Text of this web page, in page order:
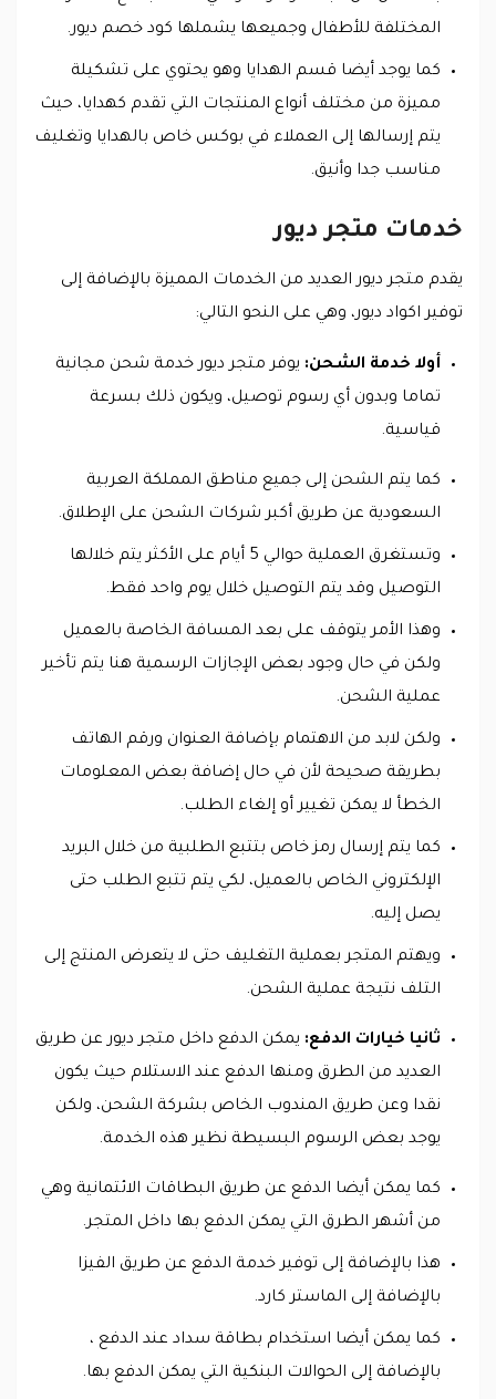
المختلفة للأطفال وجميعها يشملها كود خصم ديور.
كما يوجد أيضا قسم الهدايا وهو يحتوي على تشكيلة
مميزة من مختلف أنواع المنتجات التي تقدم كهدايا، حيث
يتم إرسالها إلى العملاء في بوكس خاص بالهدايا وتغليف
مناسب جدا وأنيق.
خدمات متجر ديور
يقدم متجر ديور العديد من الخدمات المميزة بالإضافة إلى
توفير اكواد ديور، وهي على النحو التالي:
أولا خدمة الشحن: يوفر متجر ديور خدمة شحن مجانية
تماما وبدون أي رسوم توصيل، ويكون ذلك بسرعة
قياسية.
كما يتم الشحن إلى جميع مناطق المملكة العربية
السعودية عن طريق أكبر شركات الشحن على الإطلاق.
وتستغرق العملية حوالي 5 أيام على الأكثر يتم خلالها
التوصيل وقد يتم التوصيل خلال يوم واحد فقط.
وهذا الأمر يتوقف على بعد المسافة الخاصة بالعميل
ولكن في حال وجود بعض الإجازات الرسمية هنا يتم تأخير
عملية الشحن.
ولكن لابد من الاهتمام بإضافة العنوان ورقم الهاتف
بطريقة صحيحة لأن في حال إضافة بعض المعلومات
الخطأ لا يمكن تغيير أو إلغاء الطلب.
كما يتم إرسال رمز خاص بتتبع الطلبية من خلال البريد
الإلكتروني الخاص بالعميل، لكي يتم تتبع الطلب حتى
يصل إليه.
ويهتم المتجر بعملية التغليف حتى لا يتعرض المنتج إلى
التلف نتيجة عملية الشحن.
ثانيا خيارات الدفع: يمكن الدفع داخل متجر ديور عن طريق
العديد من الطرق ومنها الدفع عند الاستلام حيث يكون
نقدا وعن طريق المندوب الخاص بشركة الشحن، ولكن
يوجد بعض الرسوم البسيطة نظير هذه الخدمة.
كما يمكن أيضا الدفع عن طريق البطاقات الائتمانية وهي
من أشهر الطرق التي يمكن الدفع بها داخل المتجر.
هذا بالإضافة إلى توفير خدمة الدفع عن طريق الفيزا
بالإضافة إلى الماستر كارد.
كما يمكن أيضا استخدام بطاقة سداد عند الدفع ،
بالإضافة إلى الحوالات البنكية التي يمكن الدفع بها.